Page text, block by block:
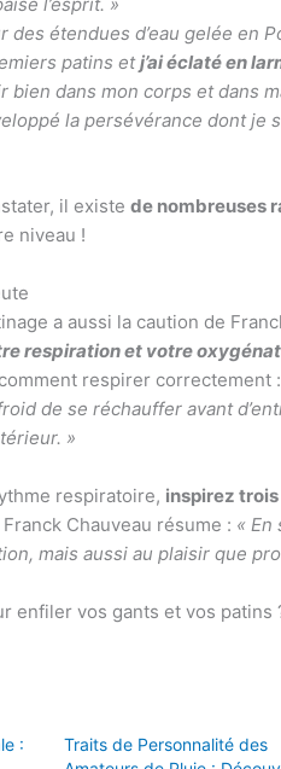
l’esprit. »
des étendues d’eau gelée en
patins etj’ai éclaté en
bien dans mon corps et dans
la persévérance dont je
il existe de nombreuses
niveau !
a aussi la caution de
respiration et votre
respirer correctement :
de se réchauffer avant
»
respiratoire, inspirez
Chauveau résume : « En
mais aussi au plaisir que
enfiler vos gants et vos patins
:
Traits de Personnalité des